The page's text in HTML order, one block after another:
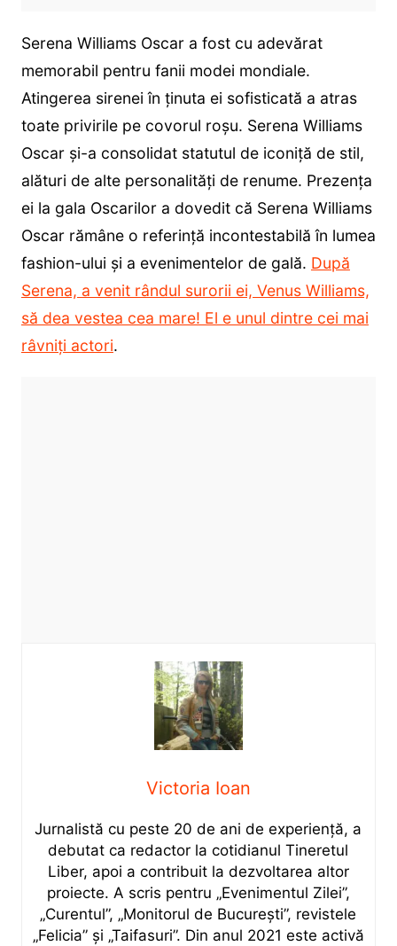
Serena Williams Oscar a fost cu adevărat
memorabil pentru fanii modei mondiale.
Atingerea sirenei în ținuta ei sofisticată a atras
toate privirile pe covorul roșu. Serena Williams
Oscar și-a consolidat statutul de iconiță de stil,
alături de alte personalități de renume. Prezența
ei la gala Oscarilor a dovedit că Serena Williams
Oscar rămâne o referință incontestabilă în lumea
fashion-ului și a evenimentelor de gală. După
Serena, a venit rândul surorii ei, Venus Williams,
să dea vestea cea mare! El e unul dintre cei mai
râvniți actori.
Victoria Ioan
Jurnalistă cu peste 20 de ani de experiență, a
debutat ca redactor la cotidianul Tineretul
Liber, apoi a contribuit la dezvoltarea altor
proiecte. A scris pentru „Evenimentul Zilei”,
„Curentul”, „Monitorul de București”, revistele
„Felicia” și „Taifasuri”. Din anul 2021 este activă